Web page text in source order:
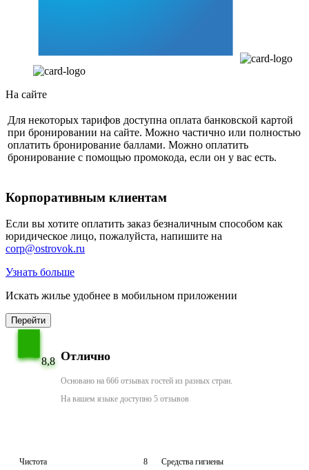
На сайте
Для некоторых тарифов доступна оплата банковской картой
при бронировании на сайте. Можно частично или полностью
оплатить бронирование баллами. Можно оплатить
бронирование с помощью промокода, если он у вас есть.
Корпоративным клиентам
Если вы хотите оплатить заказ безналичным способом как
юридическое лицо, пожалуйста, напишите на
corp@ostrovok.ru
Узнать больше
Искать жилье удобнее в мобильном приложении
Перейти
8,8 Отлично
Основано на 666 отзывах гостей из разных стран.
На вашем языке доступно 5 отзывов
Чистота 8 Средства гигиены